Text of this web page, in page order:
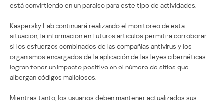
está convirtiendo en un paraíso para este tipo de actividades.
Kaspersky Lab continuará realizando el monitoreo de esta
situación; la información en futuros artículos permitirá corroborar
si los esfuerzos combinados de las compañías antivirus y los
organismos encargados de la aplicación de las leyes cibernéticas
logran tener un impacto positivo en el número de sitios que
albergan códigos maliciosos.
Mientras tanto, los usuarios deben mantener actualizados sus